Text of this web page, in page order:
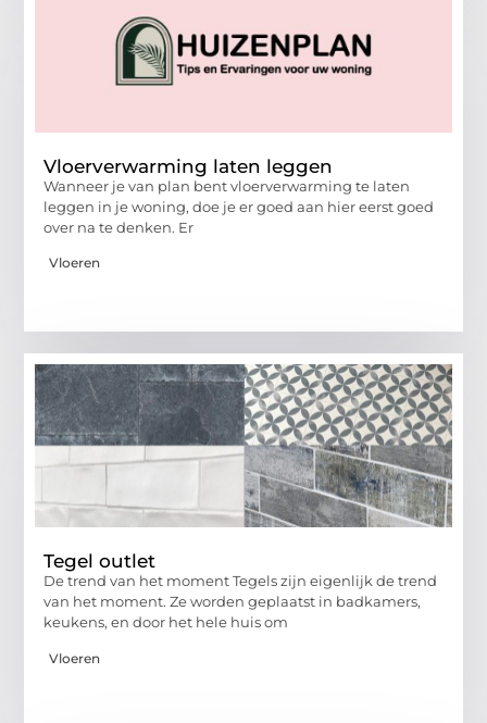
Vloerverwarming laten leggen
Wanneer je van plan bent vloerverwarming te laten
leggen in je woning, doe je er goed aan hier eerst goed
over na te denken. Er
Vloeren
Tegel outlet
De trend van het moment Tegels zijn eigenlijk de trend
van het moment. Ze worden geplaatst in badkamers,
keukens, en door het hele huis om
Vloeren